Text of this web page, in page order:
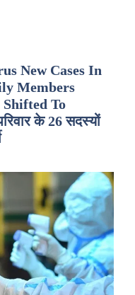
New Cases In
Members
To
के 26 सदस्यों